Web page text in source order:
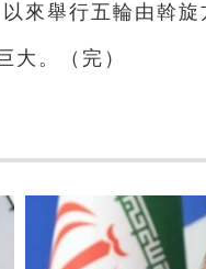
來舉行五輪由斡
大。（完）